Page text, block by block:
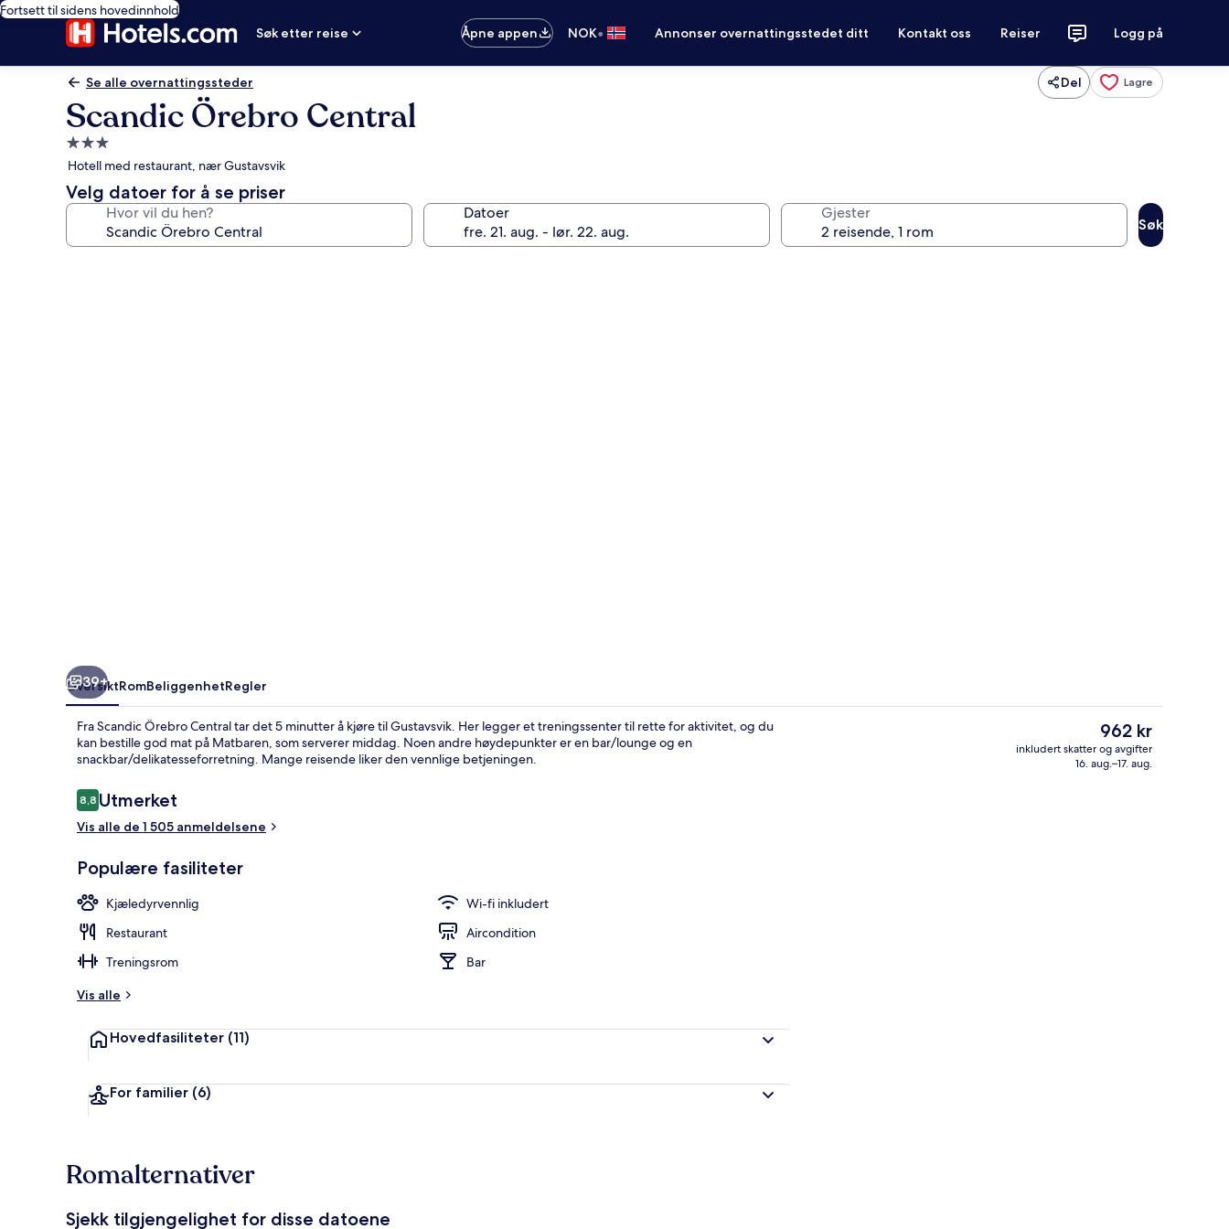
Fortsett til sidens hovedinnhold
Søk etter reise
Åpne appen NOK• Annonser overnattingsstedet ditt Kontakt oss Reiser Logg på
Se alle overnattingssteder Del Lagre
Scandic Örebro Central
Overnattingssted
med
3.0
stjerner
Hotell med restaurant, nær Gustavsvik
Velg datoer for å se priser
Hvor vil du hen? Datoer Gjester
Søk
39+
OversiktRomBeliggenhetRegler
Fra Scandic Örebro Central tar det 5 minutter å kjøre til Gustavsvik. Her legger et treningssenter til rette for aktivitet, og du
kan bestille god mat på Matbaren, som serverer middag. Noen andre høydepunkter er en bar/lounge og en
snackbar/delikatesseforretning. Mange reisende liker den vennlige betjeningen.
Anmeldelser
8,88,8 av 10 –
Utmerket
Vis alle de 1 505 anmeldelsene
Populære fasiliteter
Kjæledyrvennlig
Wi-fi inkludert
Restaurant
Aircondition
Treningsrom
Bar
Vis alle
Hovedfasiliteter (11)
For familier (6)
Den
nåværende
prisen
962 kr
inkludert skatter og avgifter
16. aug.–17. aug.
Romalternativer
Sjekk tilgjengelighet for disse datoene